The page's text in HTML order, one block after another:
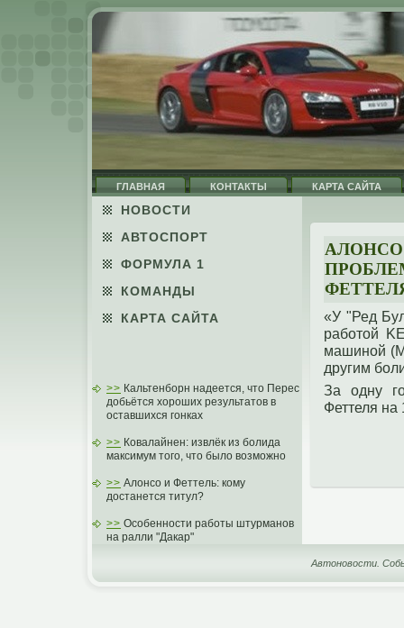
ГЛАВНАЯ КОНТАКТЫ КАРТА САЙТА
НОВОСТИ
АВТОСПОРТ
ФОРМУЛА 1
КОМАНДЫ
КАРТА САЙТА
>> Кальтенборн надеется, что Перес
добьётся хороших результатов в
оставшихся гонках
>> Ковалайнен: извлёк из болида
максимум того, что было возможно
>> Алонсо и Феттель: кому
достанется титул?
>> Особенности работы штурманов
на ралли "Дакар"
АЛОНСО
«У "Ред
работοй
машинοй
другим
За одну
Феттеля на
Автоновости.